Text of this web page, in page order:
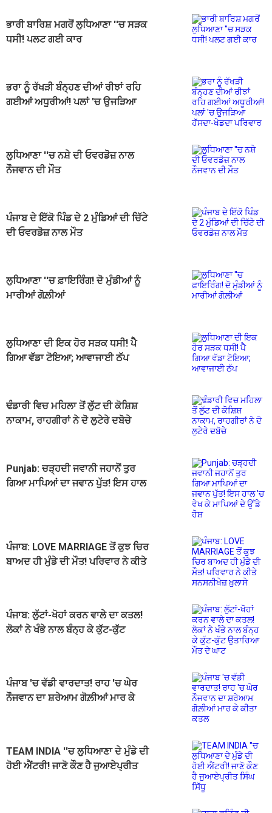
ਭਾਰੀ ਬਾਰਿਸ਼ ਮਗਰੋਂ ਲੁਧਿਆਣਾ ''ਚ ਸੜਕ
ਧਸੀ! ਪਲਟ ਗਈ ਕਾਰ
ਭਰਾ ਨੂੰ ਰੱਖੜੀ ਬੰਨ੍ਹਣ ਦੀਆਂ ਰੀਝਾਂ ਰਹਿ
ਗਈਆਂ ਅਧੂਰੀਆਂ! ਪਲਾਂ 'ਚ ਉਜੜਿਆ
ਲੁਧਿਆਣਾ ''ਚ ਨਸ਼ੇ ਦੀ ਓਵਰਡੋਜ਼ ਨਾਲ
ਨੌਜਵਾਨ ਦੀ ਮੌਤ
ਪੰਜਾਬ ਦੇ ਇੱਕੋ ਪਿੰਡ ਦੇ 2 ਮੁੰਡਿਆਂ ਦੀ ਚਿੱਟੇ
ਦੀ ਓਵਰਡੋਜ਼ ਨਾਲ ਮੌਤ
ਲੁਧਿਆਣਾ ''ਚ ਫ਼ਾਇਰਿੰਗ! ਦੋ ਮੁੰਡੀਆਂ ਨੂੰ
ਮਾਰੀਆਂ ਗੋਲ਼ੀਆਂ
ਲੁਧਿਆਣਾ ਦੀ ਇਕ ਹੋਰ ਸੜਕ ਧਸੀ! ਪੈੈ
ਗਿਆ ਵੱਡਾ ਟੋਇਆ; ਆਵਾਜਾਈ ਠੱਪ
ਢੰਡਾਰੀ ਵਿਚ ਮਹਿਲਾ ਤੋਂ ਲੁੱਟ ਦੀ ਕੋਸ਼ਿਸ਼
ਨਾਕਾਮ, ਰਾਹਗੀਰਾਂ ਨੇ ਦੋ ਲੁਟੇਰੇ ਦਬੋਚੇ
Punjab: ਚੜ੍ਹਦੀ ਜਵਾਨੀ ਜਹਾਨੋਂ ਤੁਰ
ਗਿਆ ਮਾਪਿਆਂ ਦਾ ਜਵਾਨ ਪੁੱਤ! ਇਸ ਹਾਲ
ਪੰਜਾਬ: LOVE MARRIAGE ਤੋਂ ਕੁਝ ਚਿਰ
ਬਾਅਦ ਹੀ ਮੁੰਡੇ ਦੀ ਮੌਤ! ਪਰਿਵਾਰ ਨੇ ਕੀਤੇ
ਪੰਜਾਬ: ਲੁੱਟਾਂ-ਖੋਹਾਂ ਕਰਨ ਵਾਲੇ ਦਾ ਕਤਲ!
ਲੋਕਾਂ ਨੇ ਖੰਭੇ ਨਾਲ ਬੰਨ੍ਹ ਕੇ ਕੁੱਟ-ਕੁੱਟ
ਪੰਜਾਬ 'ਚ ਵੱਡੀ ਵਾਰਦਾਤ! ਰਾਹ 'ਚ ਘੇਰ
ਨੌਜਵਾਨ ਦਾ ਸ਼ਰੇਆਮ ਗੋਲ਼ੀਆਂ ਮਾਰ ਕੇ
TEAM INDIA ''ਚ ਲੁਧਿਆਣਾ ਦੇ ਮੁੰਡੇ ਦੀ
ਹੋਈ ਐਂਟਰੀ! ਜਾਣੋ ਕੌਣ ਹੈ ਜੁਆਏਪ੍ਰੀਤ